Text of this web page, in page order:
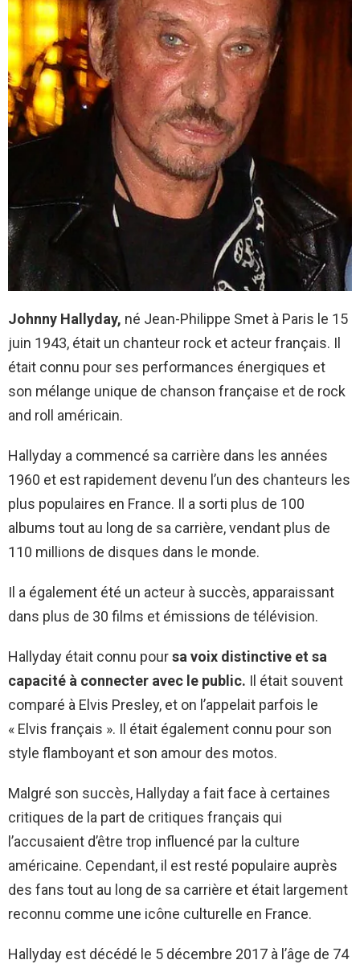
Johnny Hallyday, né Jean-Philippe Smet à Paris le 15
juin 1943, était un chanteur rock et acteur français. Il
était connu pour ses performances énergiques et
son mélange unique de chanson française et de rock
and roll américain.
Hallyday a commencé sa carrière dans les années
1960 et est rapidement devenu l’un des chanteurs les
plus populaires en France. Il a sorti plus de 100
albums tout au long de sa carrière, vendant plus de
110 millions de disques dans le monde.
Il a également été un acteur à succès, apparaissant
dans plus de 30 films et émissions de télévision.
Hallyday était connu poursa voix distinctive et sa
capacité à connecter avec le public. Il était souvent
comparé à Elvis Presley, et on l’appelait parfois le
« Elvis français ». Il était également connu pour son
style flamboyant et son amour des motos.
Malgré son succès, Hallyday a fait face à certaines
critiques de la part de critiques français qui
l’accusaient d’être trop influencé par la culture
américaine. Cependant, il est resté populaire auprès
des fans tout au long de sa carrière et était largement
reconnu comme une icône culturelle en France.
Hallyday est décédé le 5 décembre 2017 à l’âge de 74